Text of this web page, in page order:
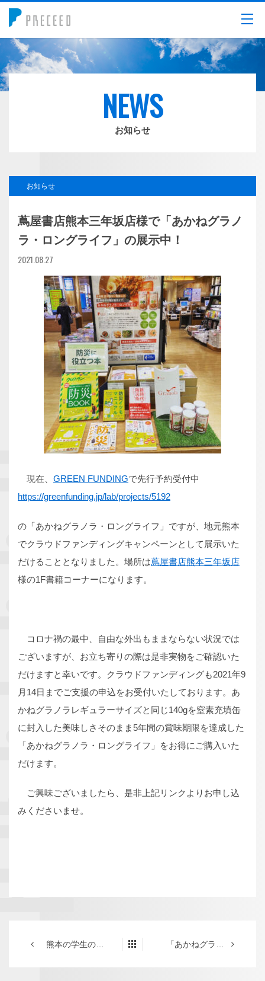
メニュー
NEWS
お知らせ
お知らせ
蔦屋書店熊本三年坂店様で「あかねグラノ
ラ・ロングライフ」の展示中！
2021.08.27
現在、 GREEN FUNDINGで先行予約受付中
https://greenfunding.jp/lab/projects/5192
の「あかねグラノラ・ロングライフ」ですが、地元熊本
でクラウドファンディングキャンペーンとして展示いた
だけることとなりました。場所は蔦屋書店熊本三年坂店
様の1F書籍コーナーになります。
コロナ禍の最中、自由な外出もままならない状況では
ございますが、お立ち寄りの際は是非実物をご確認いた
だけますと幸いです。クラウドファンディングも2021年9
月14日までご支援の申込をお受付いたしております。あ
かねグラノラレギュラーサイズと同じ140gを窒素充填缶
に封入した美味しさそのまま5年間の賞味期限を達成した
「あかねグラノラ・ロングライフ」をお得にご購入いた
だけます。
ご興味ございましたら、是非上記リンクよりお申し込
みくださいませ。
熊本の学生のための情報メディア「BorderLine」で弊社紹介記事が掲載されました